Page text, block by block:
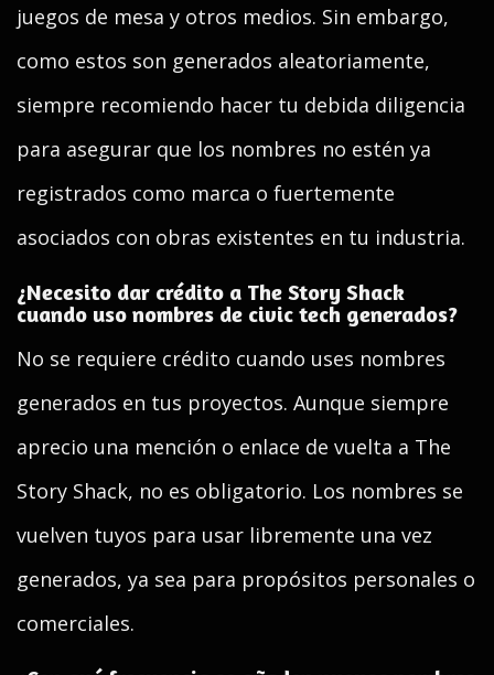
juegos de mesa y otros medios. Sin embargo,
como estos son generados aleatoriamente,
siempre recomiendo hacer tu debida diligencia
para asegurar que los nombres no estén ya
registrados como marca o fuertemente
asociados con obras existentes en tu industria.
¿Necesito dar crédito a The Story Shack
cuando uso nombres de civic tech generados?
No se requiere crédito cuando uses nombres
generados en tus proyectos. Aunque siempre
aprecio una mención o enlace de vuelta a The
Story Shack, no es obligatorio. Los nombres se
vuelven tuyos para usar libremente una vez
generados, ya sea para propósitos personales o
comerciales.